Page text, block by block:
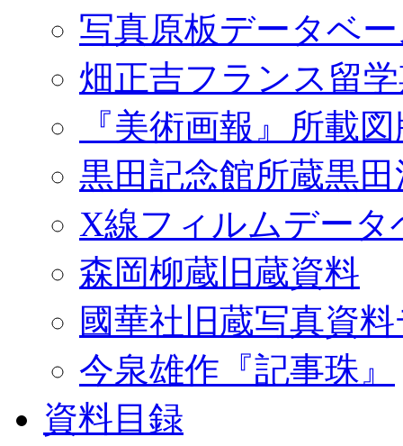
写真原板データベ
畑正吉フランス留
『美術画報』所載
黒田記念館所蔵黒
X線フィルムデータ
森岡柳蔵旧蔵資料
國華社旧蔵写真資
今泉雄作『記事珠』
資料目録